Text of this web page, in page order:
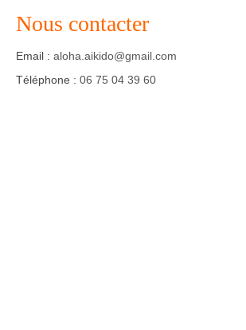
Nous contacter
Email : aloha.aikido@gmail.com
Téléphone : 06 75 04 39 60